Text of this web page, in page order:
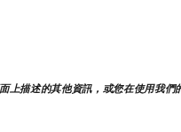
上描述的其他資訊，或您在使用我們